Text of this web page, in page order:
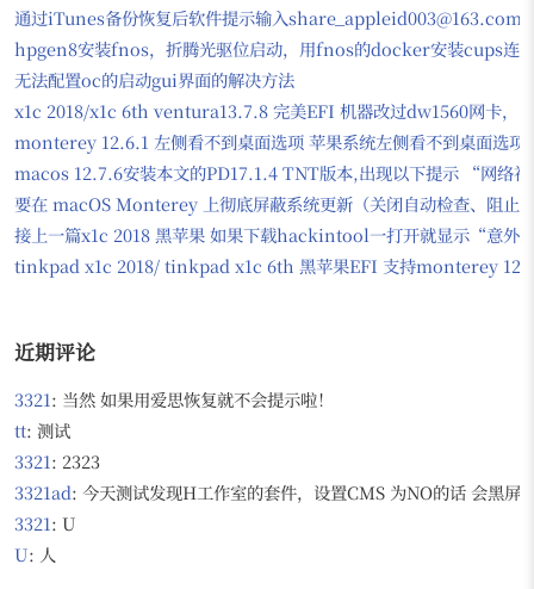
通过iTunes备份恢复后软件提示输入share_appleid003@163.com
hpgen8安装fnos，折腾光驱位启动，用fnos的docker安装cups连
无法配置oc的启动gui界面的解决方法
x1c 2018/x1c 6th ventura13.7.8 完美EFI 机器改过dw1560网卡，
monterey 12.6.1 左侧看不到桌面选项 苹果系统左侧看不到桌面选项
macos 12.7.6安装本文的PD17.1.4 TNT版本,出现以下提示 “网络
要在 macOS Monterey 上彻底屏蔽系统更新（关闭自动检查、阻止
接上一篇x1c 2018 黑苹果 如果下载hackintool一打开就显示“意外
tinkpad x1c 2018/ tinkpad x1c 6th 黑苹果EFI 支持monterey
近期评论
3321: 当然 如果用爱思恢复就不会提示啦！
tt: 测试
3321: 2323
3321ad: 今天测试发现H工作室的套件，设置CMS 为NO的话 会黑屏
3321: U
U: 人